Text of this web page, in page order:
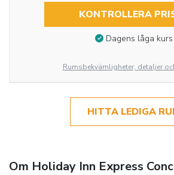
KONTROLLERA
Dagens låga kurs
Rumsbekvämligheter, detaljer
HITTA LEDIGA
Om Holiday Inn Express